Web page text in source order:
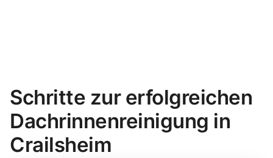
Schritte zur erfolgreichen
Dachrinnenreinigung in
Crailsheim